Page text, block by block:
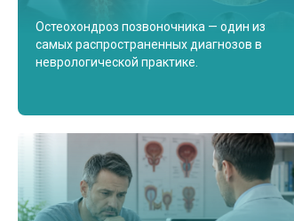
Остеохондроз позвоночника — один из
самых распространенных диагнозов в
неврологической практике.